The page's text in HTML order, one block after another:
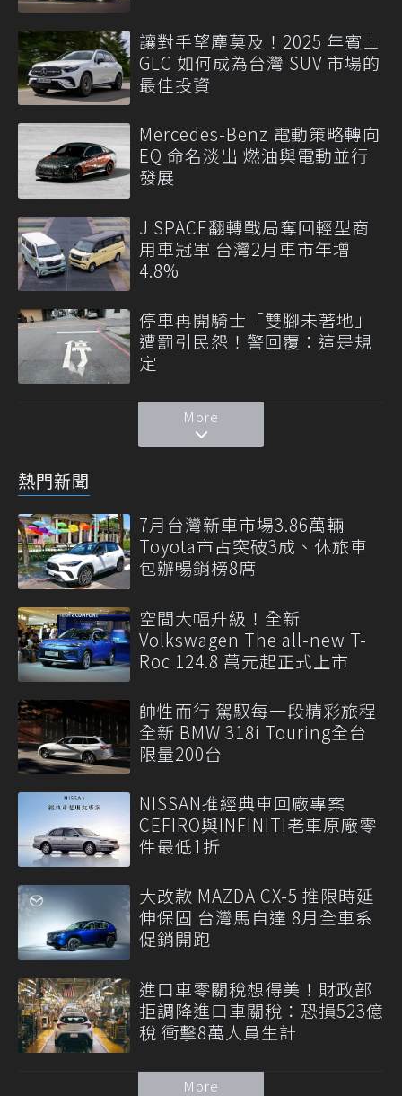
讓對手望塵莫及！2025 年賓士
GLC 如何成為台灣 SUV 市場的
最佳投資
Mercedes-Benz 電動策略轉向
EQ 命名淡出 燃油與電動並行
發展
J SPACE翻轉戰局奪回輕型商
用車冠軍 台灣2月車市年增
4.8%
停車再開騎士「雙腳未著地」
遭罰引民怨！警回覆：這是規
定
More
熱門新聞
7月台灣新車市場3.86萬輛
Toyota市占突破3成、休旅車
包辦暢銷榜8席
空間大幅升級！全新
Volkswagen The all-new T-
Roc 124.8 萬元起正式上市
帥性而行 駕馭每一段精彩旅程
全新 BMW 318i Touring全台
限量200台
NISSAN推經典車回廠專案
CEFIRO與INFINITI老車原廠零
件最低1折
大改款 MAZDA CX-5 推限時延
伸保固 台灣馬自達 8月全車系
促銷開跑
進口車零關稅想得美！財政部
拒調降進口車關稅：恐損523億
稅 衝擊8萬人員生計
More